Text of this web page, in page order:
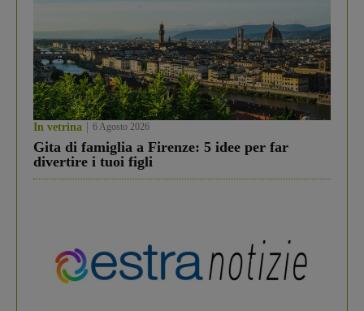
In vetrina 6 Agosto 2026
Gita di famiglia a Firenze: 5 idee per far
divertire i tuoi figli